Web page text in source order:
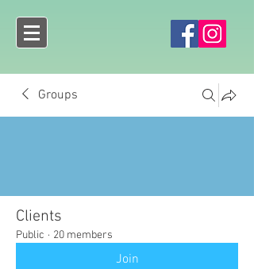
Groups
Clients
Public · 20 members
Join